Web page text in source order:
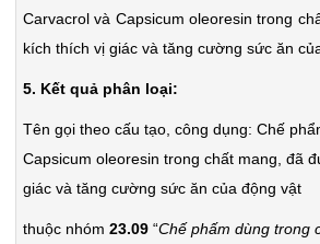
Carvacrol và Capsicum oleoresin trong
kích thích vị giác và tăng cường sức ăn
5. Kết quả phân loại:
Tên gọi theo cấu tạo, công dụng: Chế
Capsicum oleoresin trong chất mang, đã
giác và tăng cường sức ăn của động vật
thuộc nhóm 23.09 “Chế phấm dùng trong